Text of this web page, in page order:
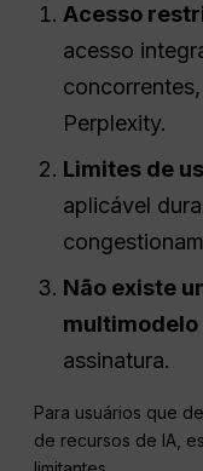
Acesso
acesso
Perplexity.
Limites de
aplicável
Não existe
assinatura.
Para usuários que
de recursos de IA,